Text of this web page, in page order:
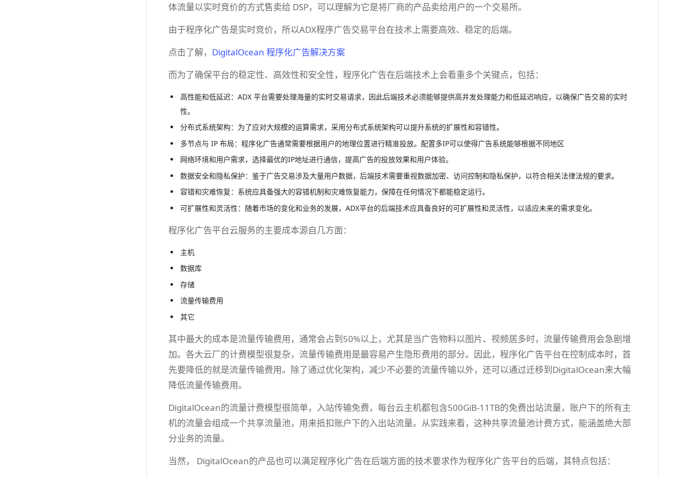
体流量以实时竞价的方式售卖给 DSP，可以理解为它是将厂商的产品卖给用户的一个交易所。
由于程序化广告是实时竞价，所以ADX程序广告交易平台在技术上需要高效、稳定的后端。
点击了解， DigitalOcean 程序化广告解决方案
而为了确保平台的稳定性、高效性和安全性，程序化广告在后端技术上会看重多个关键点，包括：
高性能和低延迟：ADX 平台需要处理海量的实时交易请求，因此后端技术必须能够提供高并发处理能力和低延迟响应，以确保广告交易的实时
性。
分布式系统架构：为了应对大规模的运算需求，采用分布式系统架构可以提升系统的扩展性和容错性。
多节点与 IP 布局：程序化广告通常需要根据用户的地理位置进行精准投放。配置多IP可以使得广告系统能够根据不同地区
网络环境和用户需求，选择最优的IP地址进行通信，提高广告的投放效果和用户体验。
数据安全和隐私保护：鉴于广告交易涉及大量用户数据，后端技术需要重视数据加密、访问控制和隐私保护，以符合相关法律法规的要求。
容错和灾难恢复：系统应具备强大的容错机制和灾难恢复能力，保障在任何情况下都能稳定运行。
可扩展性和灵活性：随着市场的变化和业务的发展，ADX平台的后端技术应具备良好的可扩展性和灵活性，以适应未来的需求变化。
程序化广告平台云服务的主要成本源自几方面：
主机
数据库
存储
流量传输费用
其它
其中最大的成本是流量传输费用，通常会占到50%以上，尤其是当广告物料以图片、视频居多时，流量传输费用会急剧增
加。各大云厂的计费模型很复杂，流量传输费用是最容易产生隐形费用的部分。因此，程序化广告平台在控制成本时，首
先要降低的就是流量传输费用。除了通过优化架构，减少不必要的流量传输以外，还可以通过迁移到DigitalOcean来大幅
降低流量传输费用。
DigitalOcean的流量计费模型很简单，入站传输免费，每台云主机都包含500GiB-11TB的免费出站流量，账户下的所有主
机的流量会组成一个共享流量池，用来抵扣账户下的入出站流量。从实践来看，这种共享流量池计费方式，能涵盖绝大部
分业务的流量。
当然， DigitalOcean的产品也可以满足程序化广告在后端方面的技术要求作为程序化广告平台的后端，其特点包括：